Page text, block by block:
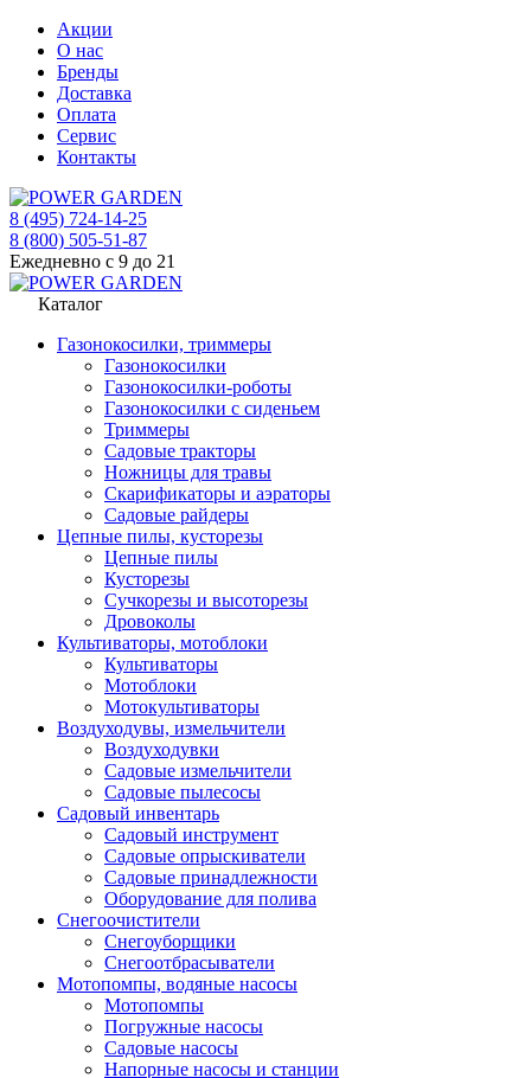
Акции
О нас
Бренды
Доставка
Оплата
Сервис
Контакты
8 (495) 724-14-25
8 (800) 505-51-87
Ежедневно с 9 до 21
Каталог
Газонокосилки, триммеры
Газонокосилки
Газонокосилки-роботы
Газонокосилки с сиденьем
Триммеры
Садовые тракторы
Ножницы для травы
Скарификаторы и аэраторы
Садовые райдеры
Цепные пилы, кусторезы
Цепные пилы
Кусторезы
Сучкорезы и высоторезы
Дровоколы
Культиваторы, мотоблоки
Культиваторы
Мотоблоки
Мотокультиваторы
Воздуходувы, измельчители
Воздуходувки
Садовые измельчители
Садовые пылесосы
Садовый инвентарь
Садовый инструмент
Садовые опрыскиватели
Садовые принадлежности
Оборудование для полива
Снегоочистители
Снегоуборщики
Снегоотбрасыватели
Мотопомпы, водяные насосы
Мотопомпы
Погружные насосы
Садовые насосы
Напорные насосы и станции